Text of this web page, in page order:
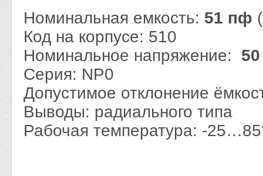
Номинальная емкость: 51 пф
Код на корпусе: 510
Номинальное напряжение:
Серия: NP0
Допустимое отклонение
Выводы: радиального типа
Рабочая температура: -